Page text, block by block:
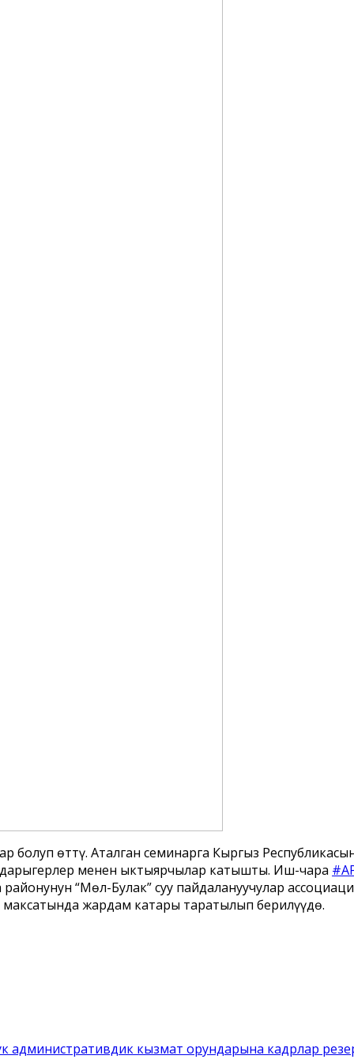
болуп ѳттү. Аталган семинарга Кыргыз
дарыгерлер менен ыктыярчылар катышты. Иш-чара
“Мѳл-Булак” суу пайдалануучулар
жардам катары таратылып берилүүдѳ.
кызмат орундарына кадрлар